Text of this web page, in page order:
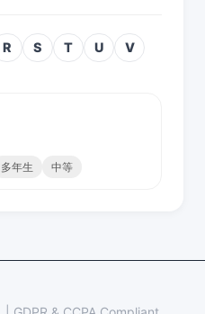
R S T U
V
多年生 中等